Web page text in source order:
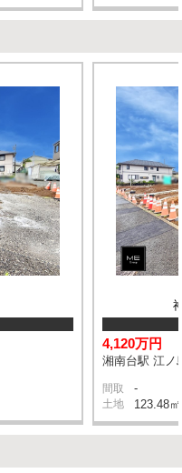
4,120万円
湘南台駅 江ノ
間取 -
土地 123.48㎡